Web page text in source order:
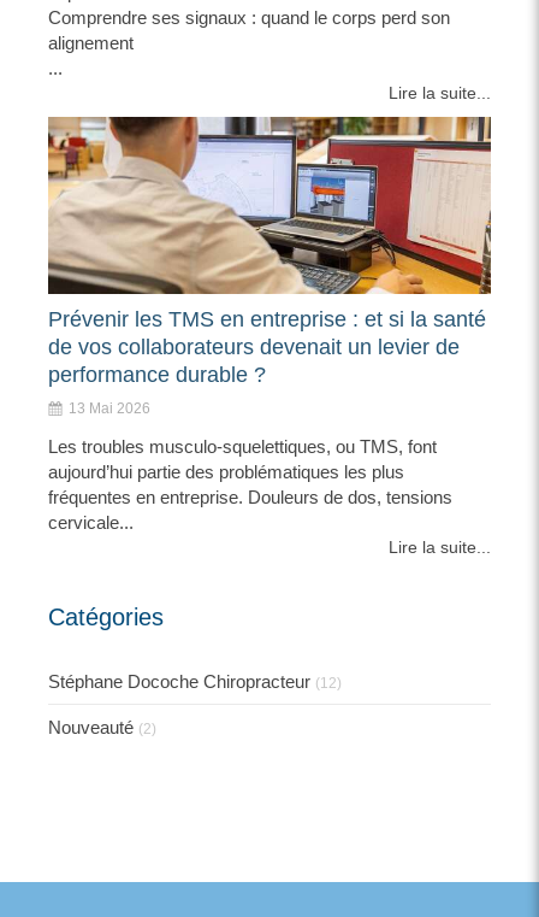
Comprendre ses signaux : quand le corps perd son
alignement
...
Lire la suite...
Prévenir les TMS en entreprise : et si la santé
de vos collaborateurs devenait un levier de
performance durable ?
13 Mai 2026
Les troubles musculo-squelettiques, ou TMS, font
aujourd’hui partie des problématiques les plus
fréquentes en entreprise. Douleurs de dos, tensions
cervicale...
Lire la suite...
Catégories
Stéphane Docoche Chiropracteur (12)
Nouveauté (2)